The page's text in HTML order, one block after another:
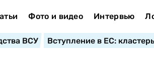
Фото и видео Интервью
ВСУ Вступление в ЕС: